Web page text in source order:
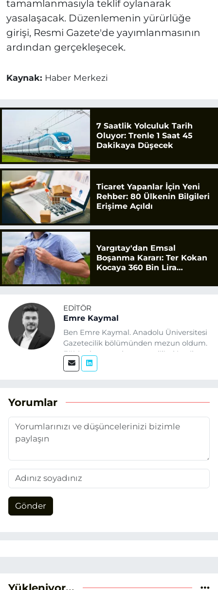
tamamlanmasıyla teklif oylanarak
yasalaşacak. Düzenlemenin yürürlüğe
girişi, Resmi Gazete'de yayımlanmasının
ardından gerçekleşecek.
Kaynak: Haber Merkezi
7 Saatlik Yolculuk Tarih
Oluyor: Trenle 1 Saat 45
Dakikaya Düşecek
Ticaret Yapanlar İçin Yeni
Rehber: 80 Ülkenin Bilgileri
Erişime Açıldı
Yargıtay'dan Emsal
Boşanma Kararı: Ter Kokan
Kocaya 360 Bin Lira
EDITÖR
Emre Kaymal
Ben Emre Kaymal. Anadolu Üniversitesi
Gazetecilik bölümünden mezun oldum.
Eğitim hayatım boyunca dijital içerik
üretimi ve arama motoru
temel alıyorum.
Yorumlar
Gönder